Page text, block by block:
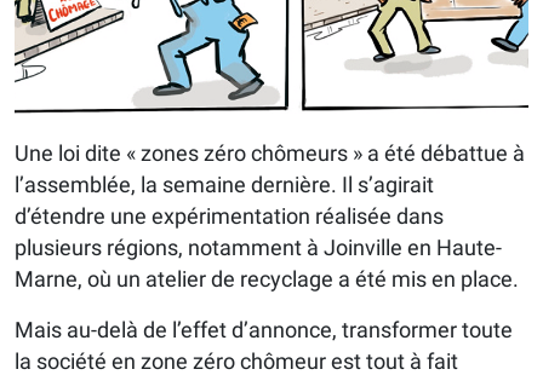
Une loi dite « zones zéro chômeurs » a été débattue à
l’assemblée, la semaine dernière. Il s’agirait
d’étendre une expérimentation réalisée dans
plusieurs régions, notamment à Joinville en Haute-
Marne, où un atelier de recyclage a été mis en place.
Mais au-delà de l’effet d’annonce, transformer toute
la société en zone zéro chômeur est tout à fait